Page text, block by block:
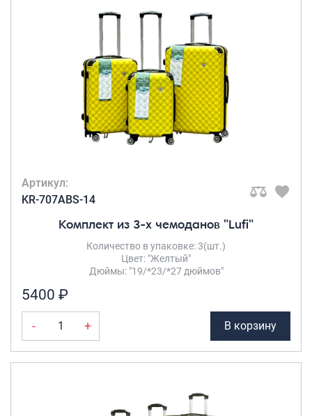
Артикул:
KR-707ABS-14
Комплект из 3-х чемоданов "Lufi"
Количество в упаковке: 3(шт.)
Цвет: "Желтый"
Дюймы: "19/*23/*27 дюймов"
5400 ₽
- + В корзину